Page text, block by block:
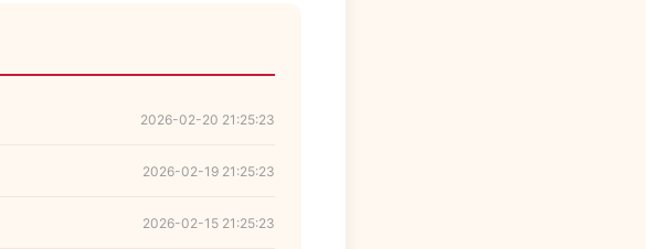
2026-02-20 21:25:23
2026-02-19 21:25:23
2026-02-15 21:25:23